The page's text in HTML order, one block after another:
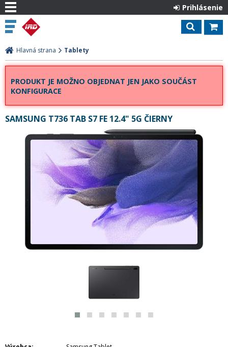
Prihlásenie
Hlavná strana Tablety
PRODUKT JE MOŽNO OBJEDNAT JEN JAKO SOUČÁST
KONFIGURACE
SAMSUNG T736 TAB S7 FE 12.4" 5G ČIERNY